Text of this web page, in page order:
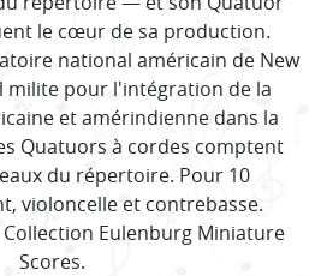
le cœur de sa production.
national américain de New
milite pour l'intégration de la
et amérindienne dans la
Quatuors à cordes comptent
du répertoire. Pour 10
violoncelle et contrebasse.
Eulenburg Miniature
Scores.